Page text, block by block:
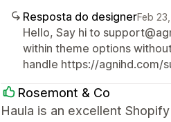
Resposta do designerFeb
Hello, Say hi to
within theme options
handle https://agnihd.com/
Rosemont & Co
Haula is an excellent